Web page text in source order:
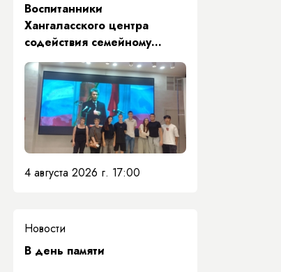
​Воспитанники
Хангаласского центра
содействия семейному
воспитанию почтили память
Первого Президента Якутии
4 августа 2026 г. 17:00
Новости
​В день памяти